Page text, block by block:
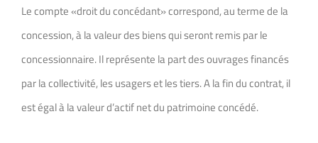
Le compte «droit du concédant» correspond, au terme de la
concession, à la valeur des biens qui seront remis par le
concessionnaire. Il représente la part des ouvrages financés
par la collectivité, les usagers et les tiers. A la fin du contrat, il
est égal à la valeur d’actif net du patrimoine concédé.